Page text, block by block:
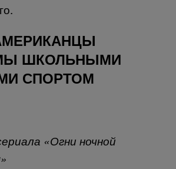
ШКОЛЬНЫМИ
СПОРТОМ
«Огни ночной